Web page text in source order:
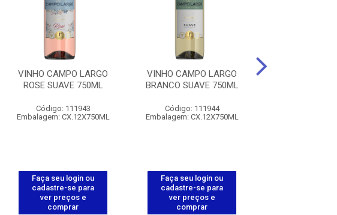
VINHO CAMPO LARGO
ROSE SUAVE 750ML
Código: 111943
Embalagem: CX.12X750ML
Faça seu login ou
cadastre-se para
ver preços e
comprar
VINHO CAMPO LARGO
BRANCO SUAVE 750ML
Código: 111944
Embalagem: CX.12X750ML
Faça seu login ou
cadastre-se para
ver preços e
comprar